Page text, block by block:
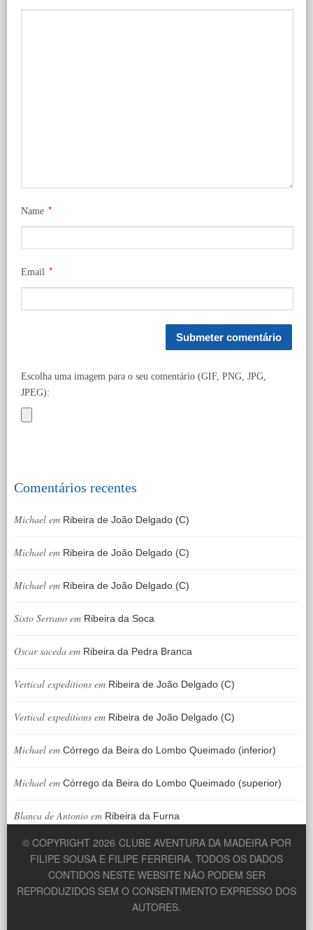
Name *
Email *
Escolha uma imagem para o seu comentário (GIF, PNG, JPG,
JPEG):
Comentários recentes
Michael em Ribeira de João Delgado (C)
Michael em Ribeira de João Delgado (C)
Michael em Ribeira de João Delgado (C)
Sixto Serrano em Ribeira da Soca
Oscar saceda em Ribeira da Pedra Branca
Vertical expeditions em Ribeira de João Delgado (C)
Vertical expeditions em Ribeira de João Delgado (C)
Michael em Córrego da Beira do Lombo Queimado (inferior)
Michael em Córrego da Beira do Lombo Queimado (superior)
Blanca de Antonio em Ribeira da Furna
© COPYRIGHT 2026 CLUBE AVENTURA DA MADEIRA POR
FILIPE SOUSA E FILIPE FERREIRA. TODOS OS DADOS
CONTIDOS NESTE WEBSITE NÃO PODEM SER
REPRODUZIDOS SEM O CONSENTIMENTO EXPRESSO DOS
AUTORES.